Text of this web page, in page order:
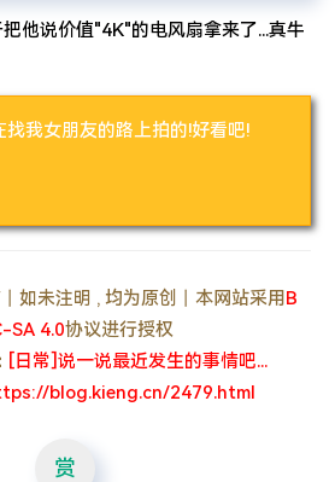
他说价值"4K"的电风扇拿来了...真牛
找我女朋友的路上拍的!好看吧!
如未注明 , 均为原创丨本网站采用 B
SA 4.0协议进行授权
[日常]说一说最近发生的事情吧...
blog.kieng.cn/2479.html
赏